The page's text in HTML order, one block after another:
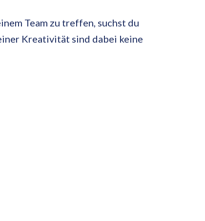
Team zu treffen, suchst du
Kreativität sind dabei keine